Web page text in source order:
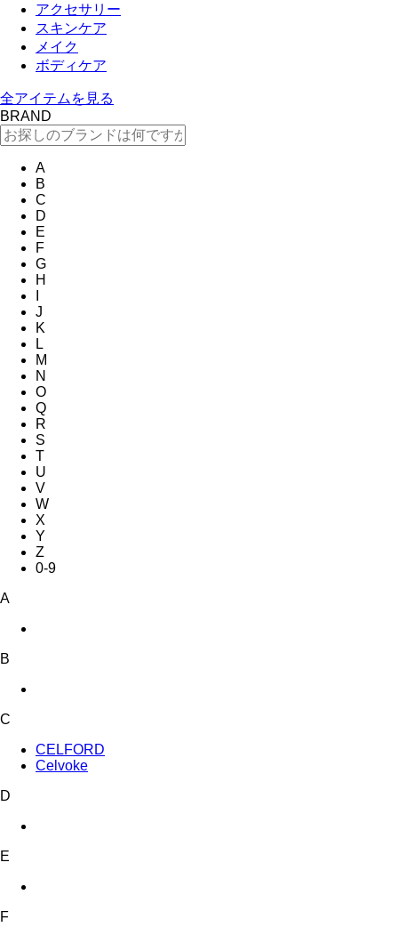
アクセサリー
スキンケア
メイク
ボディケア
全アイテムを見る
BRAND
A
B
C
D
E
F
G
H
J
K
L
M
N
O
Q
R
S
T
U
V
W
X
Y
Z
0-9
A
B
C
CELFORD
Celvoke
D
E
F